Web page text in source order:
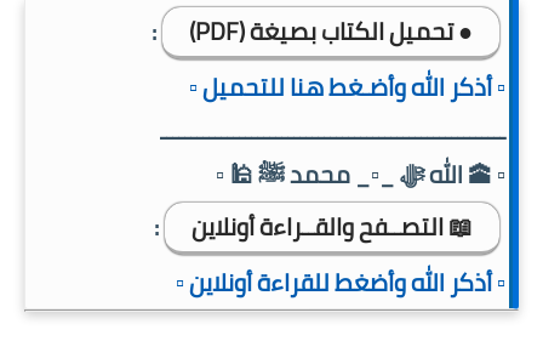
● تحميل الكتاب بصيغة (PDF)
:
▫️ أذكر الله وأضـغط هنا للتحميل ▫️
ـــــــــــــــــــــــــــــــــــــــــــــــــــــــــ
▫️ 🕋 الله ﷻ _▫️_ محمد ﷺ 🕌 ▫️
📖 التصــفح والقــراءة أونلاين
:
▫️ أذكر الله وأضغط للقراءة أونلاين ▫️